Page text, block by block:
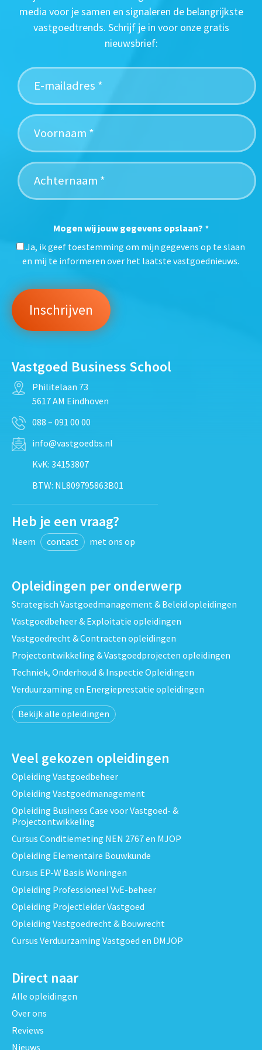
media voor je samen en signaleren de belangrijkste
vastgoedtrends. Schrijf je in voor onze gratis
nieuwsbrief:
Mogen wij jouw gegevens opslaan? *
Ja, ik geef toestemming om mijn gegevens op te slaan
en mij te informeren over het laatste vastgoednieuws.
Vastgoed Business School
Philitelaan 73
5617 AM Eindhoven
088 – 091 00 00
info@vastgoedbs.nl
KvK: 34153807
BTW: NL809795863B01
Heb je een vraag?
Neem contact met ons op
Opleidingen per onderwerp
Strategisch Vastgoedmanagement & Beleid opleidingen
Vastgoedbeheer & Exploitatie opleidingen
Vastgoedrecht & Contracten opleidingen
Projectontwikkeling & Vastgoedprojecten opleidingen
Techniek, Onderhoud & Inspectie Opleidingen
Verduurzaming en Energieprestatie opleidingen
Bekijk alle opleidingen
Veel gekozen opleidingen
Opleiding Vastgoedbeheer
Opleiding Vastgoedmanagement
Opleiding Business Case voor Vastgoed- &
Projectontwikkeling
Cursus Conditiemeting NEN 2767 en MJOP
Opleiding Elementaire Bouwkunde
Cursus EP-W Basis Woningen
Opleiding Professioneel VvE-beheer
Opleiding Projectleider Vastgoed
Opleiding Vastgoedrecht & Bouwrecht
Cursus Verduurzaming Vastgoed en DMJOP
Direct naar
Alle opleidingen
Over ons
Reviews
Nieuws